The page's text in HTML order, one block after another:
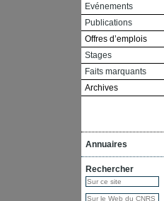
Evénements
Publications
Offres d’emplois
Stages
Faits marquants
Archives
Annuaires
Rechercher